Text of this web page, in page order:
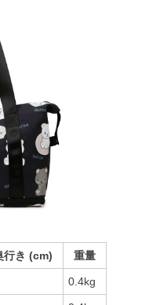
行き (cm) 重量
0.4kg